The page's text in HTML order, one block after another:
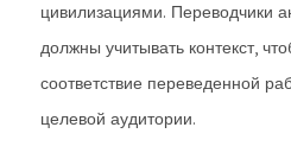
цивилизациями. Переводчики
должны учитывать контекст,
соответствие переведенной
целевой аудитории.